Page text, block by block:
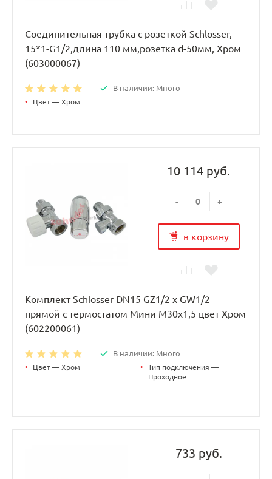
Соединительная трубка с розеткой Schlosser,
15*1-G1/2,длина 110 мм,розетка d-50мм, Хром
(603000067)
В наличии: Много
• Цвет — Хром
10 114 руб.
- +
в корзину
Комплект Schlosser DN15 GZ1/2 x GW1/2
прямой с термостатом Мини M30x1,5 цвет Хром
(602200061)
В наличии: Много
• Цвет — Хром •
Тип подключения —
Проходное
733 руб.